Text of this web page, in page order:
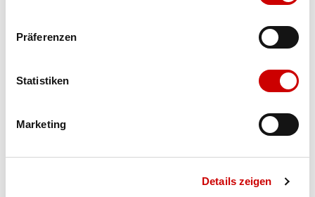
Präferenzen
Statistiken
Marketing
Details zeigen
Verfügbarkeit: